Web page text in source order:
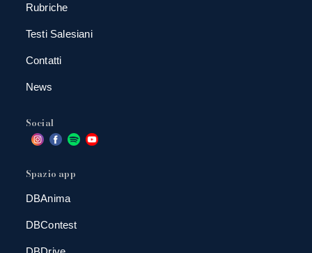
Rubriche
Testi Salesiani
Contatti
News
Social
Spazio app
DBAnima
DBContest